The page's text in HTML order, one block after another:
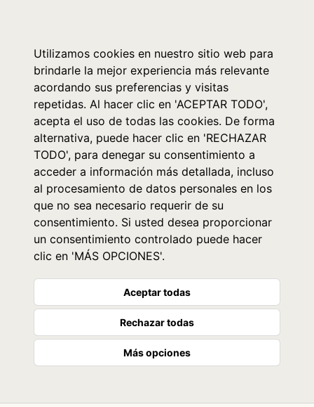
Utilizamos cookies en nuestro sitio web para
brindarle la mejor experiencia más relevante
acordando sus preferencias y visitas
repetidas. Al hacer clic en 'ACEPTAR TODO',
acepta el uso de todas las cookies. De forma
alternativa, puede hacer clic en 'RECHAZAR
TODO', para denegar su consentimiento a
acceder a información más detallada, incluso
al procesamiento de datos personales en los
que no sea necesario requerir de su
consentimiento. Si usted desea proporcionar
un consentimiento controlado puede hacer
clic en 'MÁS OPCIONES'.
Aceptar todas
Rechazar todas
Más opciones